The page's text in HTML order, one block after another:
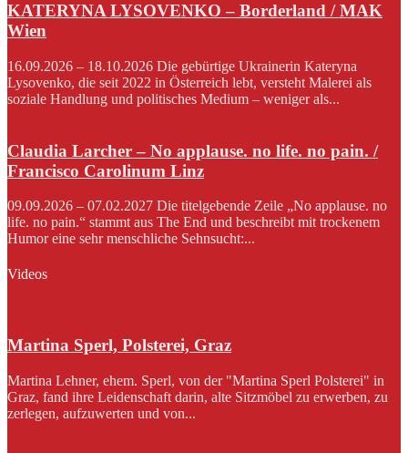
KATERYNA LYSOVENKO – Borderland / MAK
Wien
16.09.2026 – 18.10.2026 Die gebürtige Ukrainerin Kateryna
Lysovenko, die seit 2022 in Österreich lebt, versteht Malerei als
soziale Handlung und politisches Medium – weniger als...
Claudia Larcher – No applause. no life. no pain. /
Francisco Carolinum Linz
09.09.2026 – 07.02.2027 Die titelgebende Zeile „No applause. no
life. no pain.“ stammt aus The End und beschreibt mit trockenem
Humor eine sehr menschliche Sehnsucht:...
Videos
Martina Sperl, Polsterei, Graz
Martina Lehner, ehem. Sperl, von der "Martina Sperl Polsterei" in
Graz, fand ihre Leidenschaft darin, alte Sitzmöbel zu erwerben, zu
zerlegen, aufzuwerten und von...